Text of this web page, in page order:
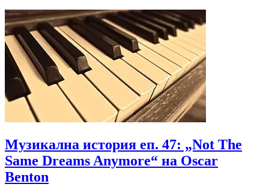
Музикална история еп. 47: „Not The
Same Dreams Anymore“ на Oscar
Benton